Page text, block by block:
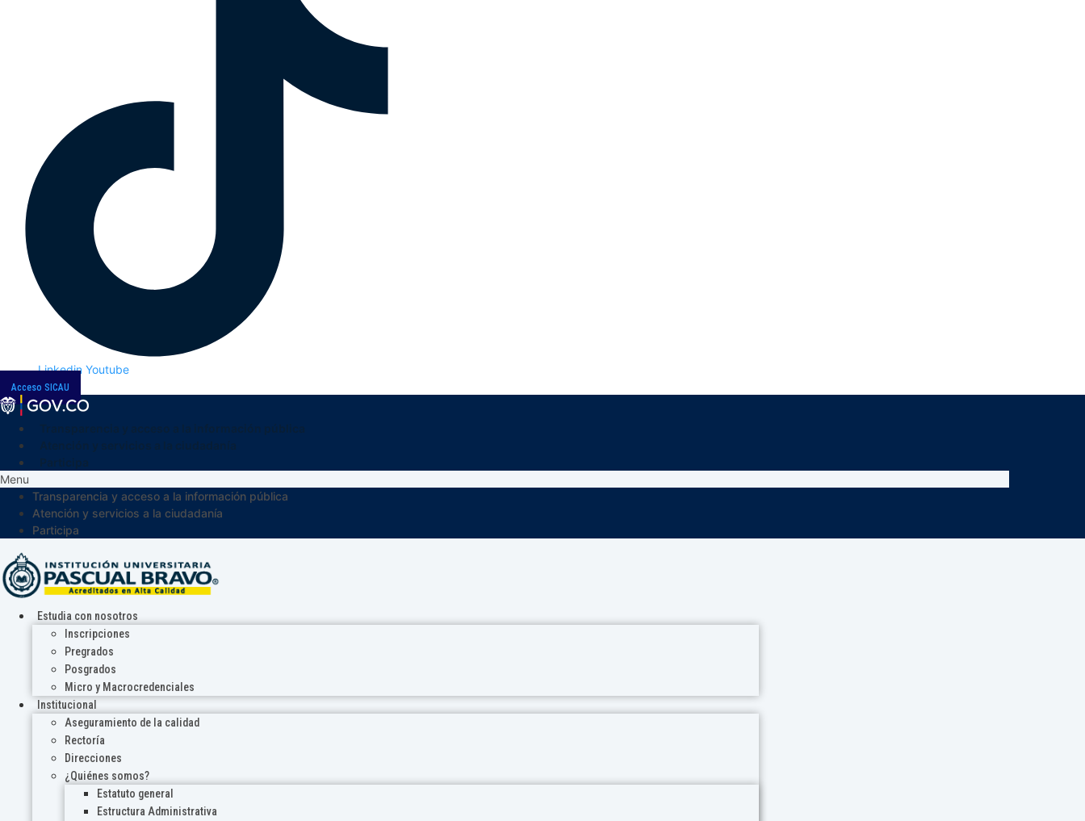
Linkedin Youtube
Acceso SICAU
Menu
Transparencia y acceso a la información pública
Atención y servicios a la ciudadanía
Participa
Estudia con nosotros
Inscripciones
Pregrados
Posgrados
Micro y Macrocredenciales
Institucional
Aseguramiento de la calidad
Rectoría
Direcciones
¿Quiénes somos?
Estatuto general
Estructura Administrativa